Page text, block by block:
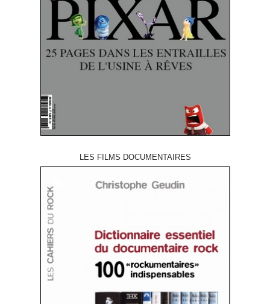
LES FILMS DOCUMENTAIRES